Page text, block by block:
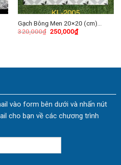
Gạch Bông Men 20×20 (cm)
TDKL-2005
320,000₫ 250,000₫
vào form bên dưới và nhấn nút
cho bạn về các chương trình